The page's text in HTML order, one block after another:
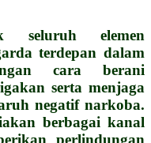
seluruh elemen
terdepan dalam
cara berani
serta menjaga
negatif narkoba.
berbagai kanal
perlindungan